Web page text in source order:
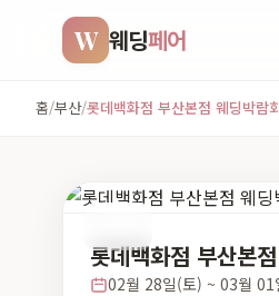
W 웨딩페어
홈/부산/롯데백화점 부산본점 웨딩박람
롯데백화점 부산본
02월 28일(토) ~ 03월